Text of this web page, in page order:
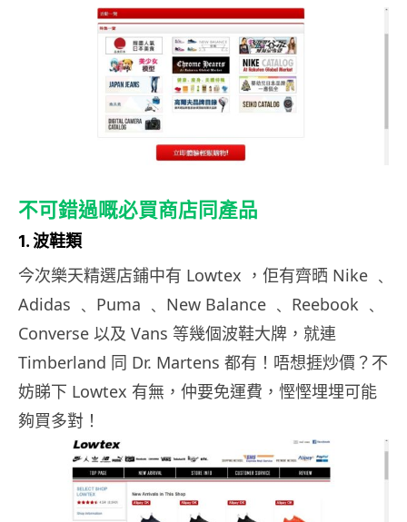
不可錯過嘅必買商店同產品
1. 波鞋類
今次樂天精選店鋪中有 Lowtex ，佢有齊晒 Nike ﹑
Adidas ﹑ Puma ﹑ New Balance ﹑ Reebook ﹑
Converse 以及 Vans 等幾個波鞋大牌，就連
Timberland 同 Dr. Martens 都有！唔想捱炒價？不
妨睇下 Lowtex 有無，仲要免運費，慳慳埋埋可能
夠買多對！